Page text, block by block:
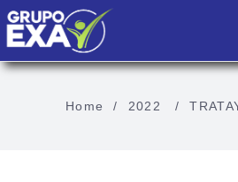
Home / 2022 /